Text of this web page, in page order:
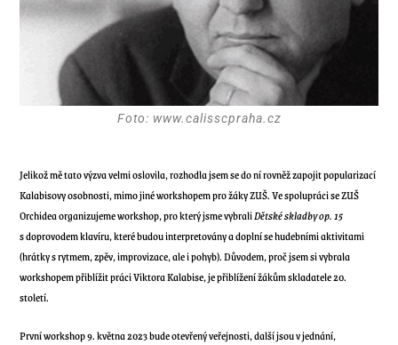
Foto: www.calisscpraha.cz
Jelikož mě tato výzva velmi oslovila, rozhodla jsem se do ní rovněž zapojit popularizací
Kalabisovy osobnosti, mimo jiné workshopem pro žáky ZUŠ. Ve spolupráci se ZUŠ
Orchidea organizujeme workshop, pro který jsme vybraliDětské skladby op. 15
s doprovodem klavíru, které budou interpretovány a doplní se hudebními aktivitami
(hrátky s rytmem, zpěv, improvizace, ale i pohyb). Důvodem, proč jsem si vybrala
workshopem přiblížit práci Viktora Kalabise, je přiblížení žákům skladatele 20.
století.
První workshop 9. května 2023 bude otevřený veřejnosti, další jsou v jednání,